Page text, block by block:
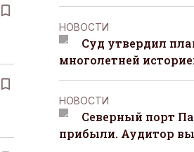
НОВОСТИ
Суд утвердил
многолетней
НОВОСТИ
Северный порт
прибыли. Аудитор